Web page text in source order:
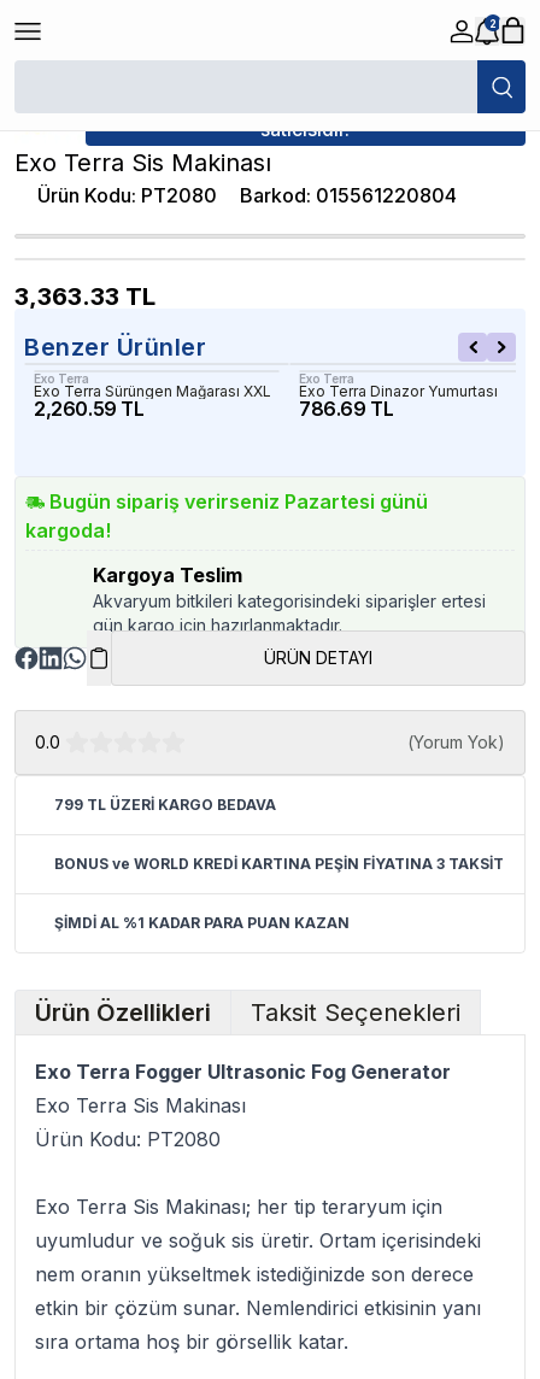
2
/
satıcısıdır.
Exo Terra Sis Makinası
Ürün Kodu: PT2080 Barkod: 015561220804
3,363.33 TL
Benzer Ürünler
Exo Terra
Exo Terra Sürüngen Mağarası XXL
2,260.59 TL
Exo Terra
Exo Terra Dinazor Yumurtası
786.69 TL
Bugün sipariş verirseniz Pazartesi günü
kargoda!
Kargoya Teslim
Akvaryum bitkileri kategorisindeki siparişler ertesi
gün kargo için hazırlanmaktadır.
ÜRÜN DETAYI
0.0 (Yorum Yok)
799 TL ÜZERİ KARGO BEDAVA
BONUS ve WORLD KREDİ KARTINA PEŞİN FİYATINA 3 TAKSİT
ŞİMDİ AL %1 KADAR PARA PUAN KAZAN
Ürün Özellikleri Taksit Seçenekleri
Exo Terra Fogger Ultrasonic Fog Generator
Exo Terra Sis Makinası
Ürün Kodu: PT2080
Exo Terra Sis Makinası; her tip teraryum için
uyumludur ve soğuk sis üretir. Ortam içerisindeki
nem oranın yükseltmek istediğinizde son derece
etkin bir çözüm sunar. Nemlendirici etkisinin yanı
sıra ortama hoş bir görsellik katar.